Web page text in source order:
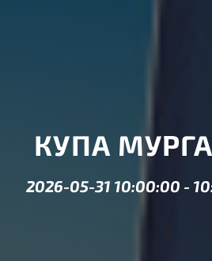
КУПА
2026-05-31 10:00:00 -